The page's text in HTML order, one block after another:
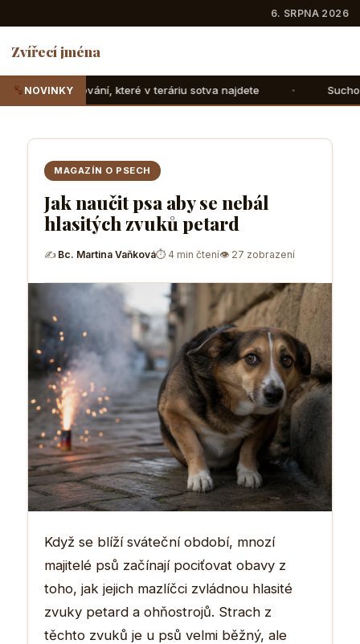
6. SRPNA 2026
Zvířecí jména
NOVINKY
v teráriu sotva najdete Suchozemské želvy: Jak jim
MAGAZÍN O PSECH
Jak naučit psa aby se nebál
hlasitých zvuků petard
✍ Bc. Martina Vaňková⏱ 4 min čtení👁 27 zobrazení
Když se blíží sváteční období, mnozí
majitelé psů začínají pociťovat obavy z
toho, jak jejich mazlíčci zvládnou hlasité
zvuky petard a ohňostrojů. Strach z
těchto zvuků je u psů velmi běžný, ale